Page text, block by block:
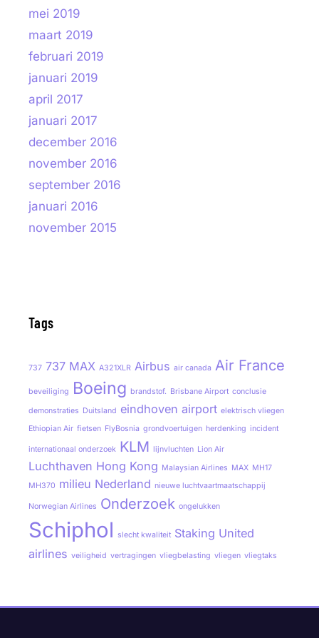
mei 2019
maart 2019
februari 2019
januari 2019
april 2017
januari 2017
december 2016
november 2016
september 2016
januari 2016
november 2015
Tags
737 737 MAX A321XLR Airbus air canada Air France
beveiliging Boeing brandstof. Brisbane Airport conclusie
demonstraties Duitsland eindhoven airport elektrisch vliegen
Ethiopian Air fietsen FlyBosnia grondvoertuigen herdenking incident
internationaal onderzoek KLM lijnvluchten Lion Air
Luchthaven Hong Kong Malaysian Airlines MAX MH17
MH370 milieu Nederland nieuwe luchtvaartmaatschappij
Norwegian Airlines Onderzoek ongelukken
Schiphol slecht kwaliteit Staking United
airlines veiligheid vertragingen vliegbelasting vliegen vliegtaks